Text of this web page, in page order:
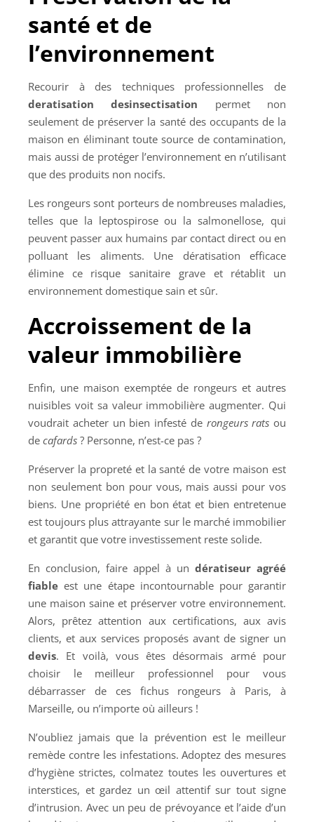
santé et de
l’environnement
Recourir à des techniques professionnelles de
deratisation desinsectisation permet non
seulement de préserver la santé des occupants de la
maison en éliminant toute source de contamination,
mais aussi de protéger l’environnement en n’utilisant
que des produits non nocifs.
Les rongeurs sont porteurs de nombreuses maladies,
telles que la leptospirose ou la salmonellose, qui
peuvent passer aux humains par contact direct ou en
polluant les aliments. Une dératisation efficace
élimine ce risque sanitaire grave et rétablit un
environnement domestique sain et sûr.
Accroissement de la
valeur immobilière
Enfin, une maison exemptée de rongeurs et autres
nuisibles voit sa valeur immobilière augmenter. Qui
voudrait acheter un bien infesté de rongeurs rats ou
de cafards ? Personne, n’est-ce pas ?
Préserver la propreté et la santé de votre maison est
non seulement bon pour vous, mais aussi pour vos
biens. Une propriété en bon état et bien entretenue
est toujours plus attrayante sur le marché immobilier
et garantit que votre investissement reste solide.
En conclusion, faire appel à un dératiseur agréé
fiable est une étape incontournable pour garantir
une maison saine et préserver votre environnement.
Alors, prêtez attention aux certifications, aux avis
clients, et aux services proposés avant de signer un
devis. Et voilà, vous êtes désormais armé pour
choisir le meilleur professionnel pour vous
débarrasser de ces fichus rongeurs à Paris, à
Marseille, ou n’importe où ailleurs !
N’oubliez jamais que la prévention est le meilleur
remède contre les infestations. Adoptez des mesures
d’hygiène strictes, colmatez toutes les ouvertures et
interstices, et gardez un œil attentif sur tout signe
d’intrusion. Avec un peu de prévoyance et l’aide d’un